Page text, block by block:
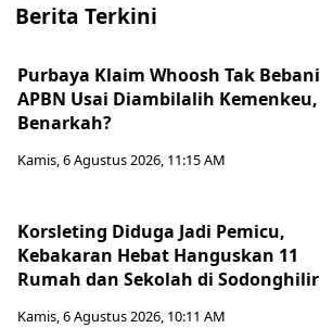
Berita Terkini
Purbaya Klaim Whoosh Tak Bebani
APBN Usai Diambilalih Kemenkeu,
Benarkah?
Kamis, 6 Agustus 2026, 11:15 AM
Korsleting Diduga Jadi Pemicu,
Kebakaran Hebat Hanguskan 11
Rumah dan Sekolah di Sodonghilir
Kamis, 6 Agustus 2026, 10:11 AM